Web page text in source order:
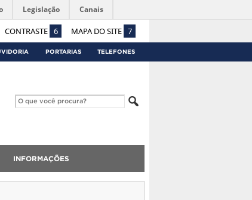
CONTRASTE 6 MAPA DO SITE 7
Legislação Canais
PORTARIAS TELEFONES
INFORMAÇÕES